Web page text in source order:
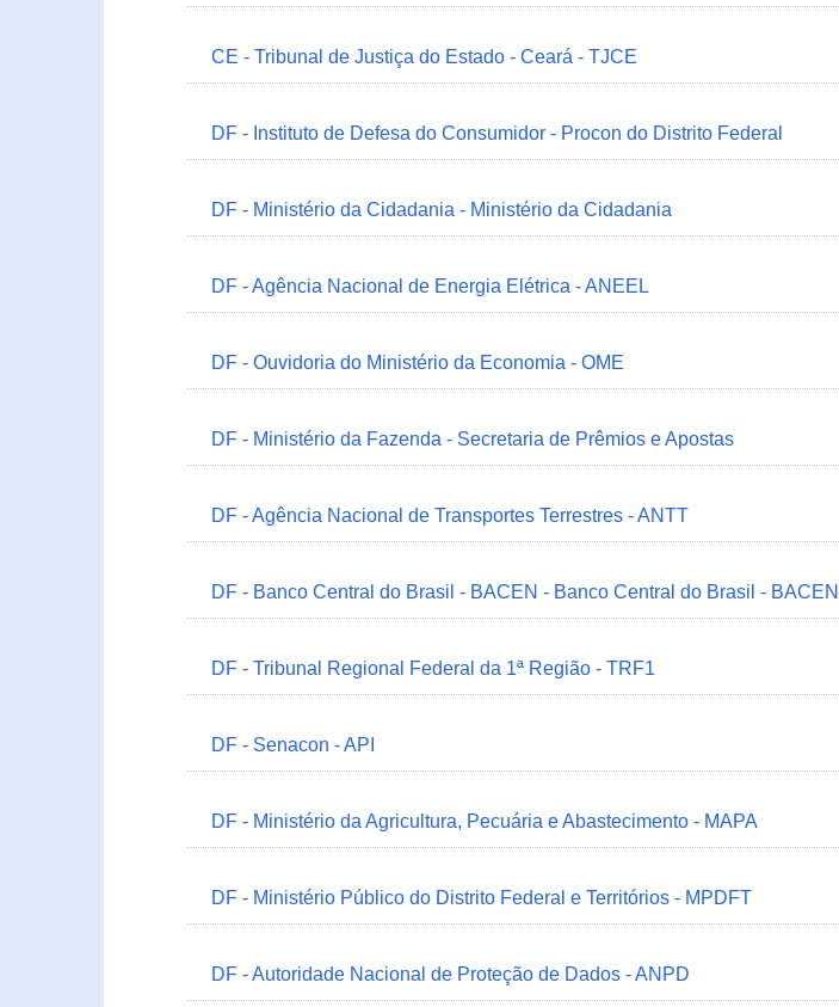
CE - Tribunal de Justiça do Estado - Ceará - TJCE
DF - Instituto de Defesa do Consumidor - Procon do Distrito Federal
DF - Ministério da Cidadania - Ministério da Cidadania
DF - Agência Nacional de Energia Elétrica - ANEEL
DF - Ouvidoria do Ministério da Economia - OME
DF - Ministério da Fazenda - Secretaria de Prêmios e Apostas
DF - Agência Nacional de Transportes Terrestres - ANTT
DF - Banco Central do Brasil - BACEN - Banco Central do Brasil - BACEN
DF - Tribunal Regional Federal da 1ª Região - TRF1
DF - Senacon - API
DF - Ministério da Agricultura, Pecuária e Abastecimento - MAPA
DF - Ministério Público do Distrito Federal e Territórios - MPDFT
DF - Autoridade Nacional de Proteção de Dados - ANPD